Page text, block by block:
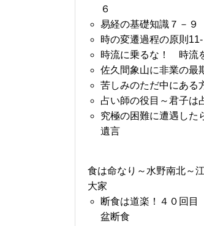
６
易経の基礎知識７－９
時の変遷過程の原則11-
時流に乗るな！ 時流
佐久間象山に非業の最
苦しみのただ中にある
占い師の役目～君子は
究極の困難に遭遇した
遺言
食は命なり～水野南北～
大家
断食は道楽！４０回目
盆断食